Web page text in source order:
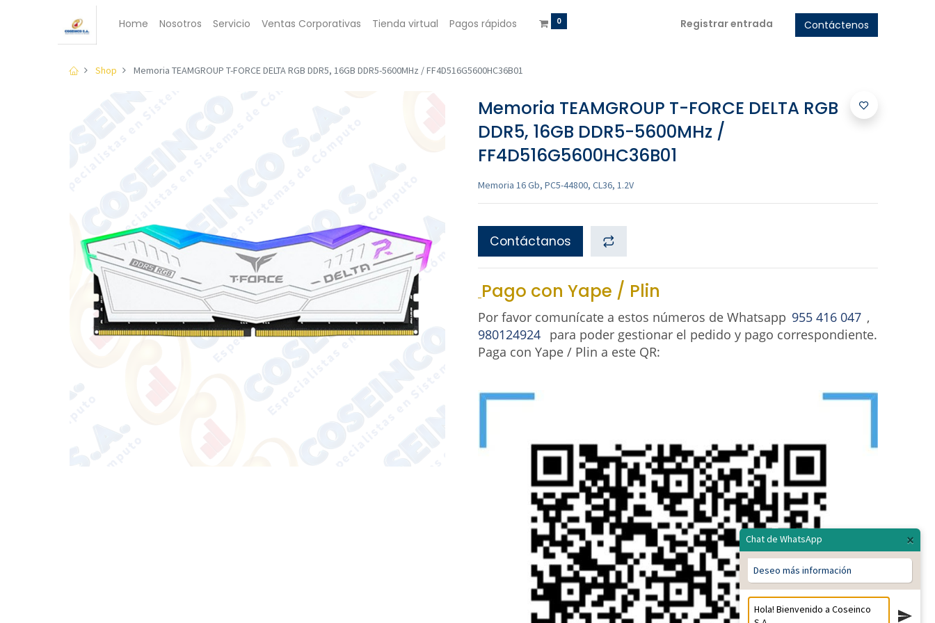
Home Nosotros Servicio Ventas Corporativas Tienda virtual Pagos rápidos 0 Registrar entrada Contáctenos
Shop Memoria TEAMGROUP T-FORCE DELTA RGB DDR5, 16GB DDR5-5600MHz / FF4D516G5600HC36B01
Memoria TEAMGROUP T-FORCE DELTA RGB
DDR5, 16GB DDR5-5600MHz /
FF4D516G5600HC36B01
Memoria 16 Gb, PC5-44800, CL36, 1.2V
Contáctanos
Pago con Yape / Plin
Por favor comunícate a estos números de Whatsapp 955 416 047 ,
980124924 para poder gestionar el pedido y pago correspondiente.
Paga con Yape / Plin a este QR:
Chat de WhatsApp ×
Deseo más información